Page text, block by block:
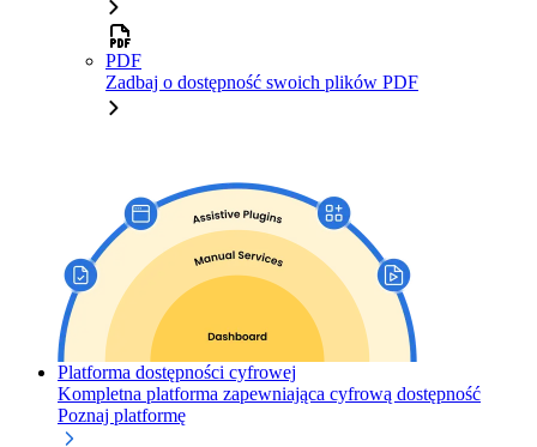
PDF
Zadbaj o dostępność swoich plików PDF
Platforma dostępności cyfrowej
Kompletna platforma zapewniająca cyfrową dostępność
Poznaj platformę